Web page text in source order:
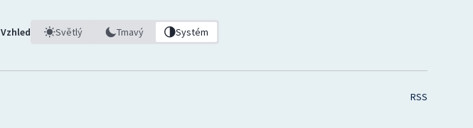
Vzhled Světlý Tmavý Systém
RSS